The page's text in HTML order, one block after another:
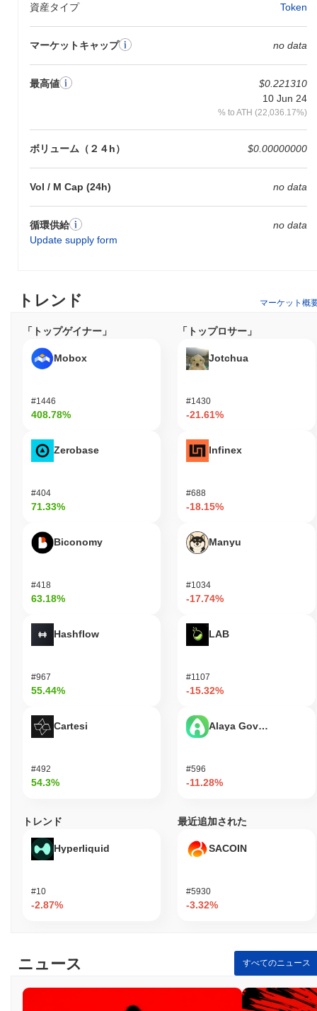
資産タイプ Token
マーケットキャップ no data
最高値
$0.221310
10 Jun 24
% to ATH (22,036.17%)
ボリューム（２４h） $0.00000000
Vol / M Cap (24h) no data
循環供給
Update supply form
no data
トレンド マーケット概
「トップゲイナー」
Mobox
#1446
408.78%
Zerobase
#404
71.33%
Biconomy
#418
63.18%
Hashflow
#967
55.44%
Cartesi
#492
54.3%
「トップロサー」
Jotchua
#1430
-21.61%
Infinex
#688
-18.15%
Manyu
#1034
-17.74%
LAB
#1107
-15.32%
Alaya Governance
#596
-11.28%
トレンド
Hyperliquid
#10
-2.87%
最近追加された
SACOIN
#5930
-3.32%
ニュース すべてのニュース